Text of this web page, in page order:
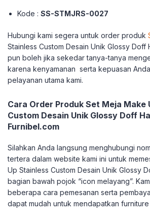
Kode :SS-STMJRS-0027
Hubungi kami segera untuk order produk
Stainless Custom Desain Unik Glossy Doff
pun boleh jika sekedar tanya-tanya
karena kenyamanan serta kepuasan
pelayanan utama kami.
Cara Order Produk Set Meja Make
Custom Desain Unik Glossy Doff
Furnibel.com
Silahkan Anda langsung menghubungi
tertera dalam website kami ini untuk
Up Stainless Custom Desain Unik Glossy
bagian bawah pojok “icon melayang”.
beberapa cara pemesanan serta
dapat mudah untuk mendapatkan